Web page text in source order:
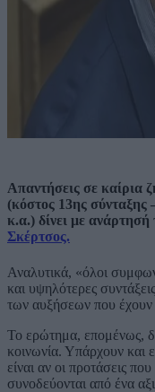
Απαντήσεις σε καίρια
(κόστος 13ης σύνταξης
κ.α.) δίνει με ανάρτησή
Σκέρτσος.
Αναλυτικά, «όλοι
και υψηλότερες
των αυξήσεων που έχουν
Το ερώτημα, επομένως,
κοινωνία. Υπάρχουν και
είναι αν οι προτάσεις
συνοδεύονται από ένα